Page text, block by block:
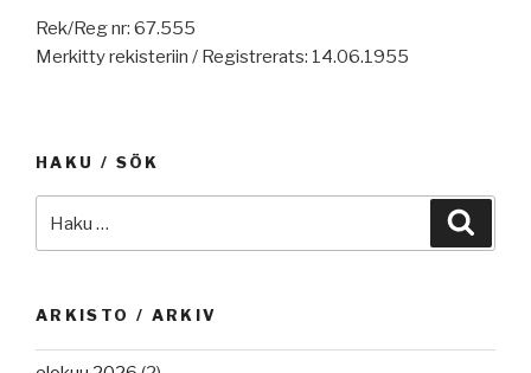
Rek/Reg nr: 67.555
Merkitty rekisteriin / Registrerats: 14.06.1955
HAKU / SÖK
ARKISTO / ARKIV